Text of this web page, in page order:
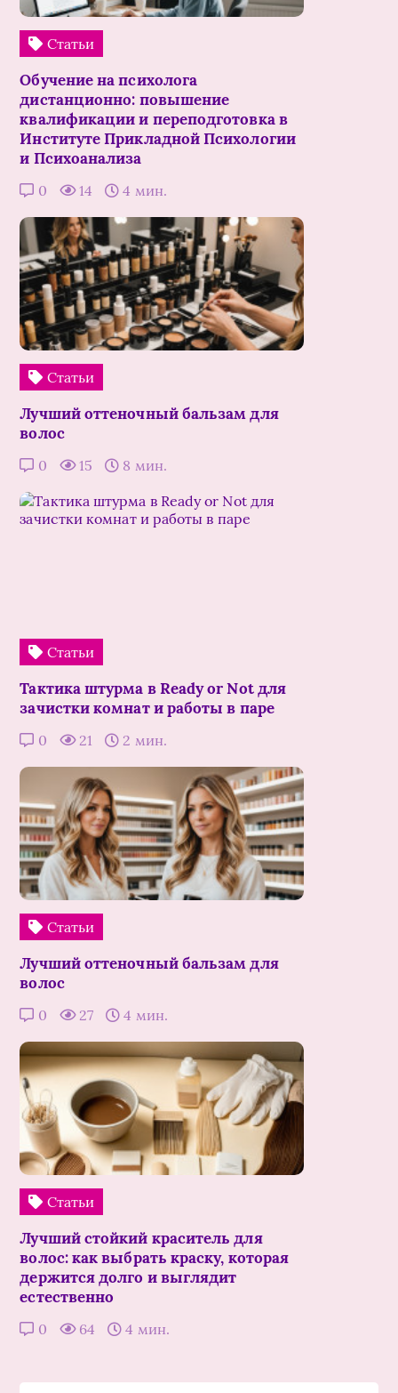
Статьи
Обучение на психолога
дистанционно: повышение
квалификации и переподготовка в
Институте Прикладной Психологии
и Психоанализа
0 14 4 мин.
Статьи
Лучший оттеночный бальзам для
волос
0 15 8 мин.
Статьи
Тактика штурма в Ready or Not для
зачистки комнат и работы в паре
0 21 2 мин.
Статьи
Лучший оттеночный бальзам для
волос
0 27 4 мин.
Статьи
Лучший стойкий краситель для
волос: как выбрать краску, которая
держится долго и выглядит
естественно
0 64 4 мин.